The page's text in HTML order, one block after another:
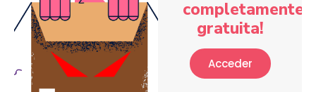
completamente
gratuita!
Acceder